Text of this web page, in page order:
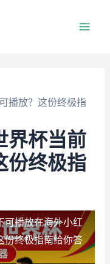
播放？这份终极指
界杯当前
份终极指
可播放在海外小红
份终极指南给你答